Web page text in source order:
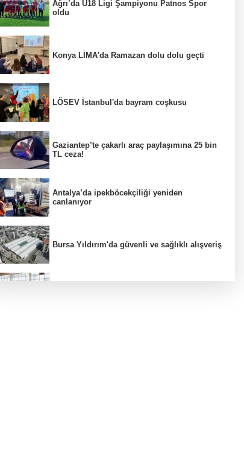
Ağrı’da U18 Ligi Şampiyonu Patnos Spor
oldu
Konya LİMA'da Ramazan dolu dolu geçti
LÖSEV İstanbul'da bayram coşkusu
Gaziantep’te çakarlı araç paylaşımına 25 bin
TL ceza!
Antalya’da ipekböcekçiliği yeniden
canlanıyor
Bursa Yıldırım'da güvenli ve sağlıklı alışveriş